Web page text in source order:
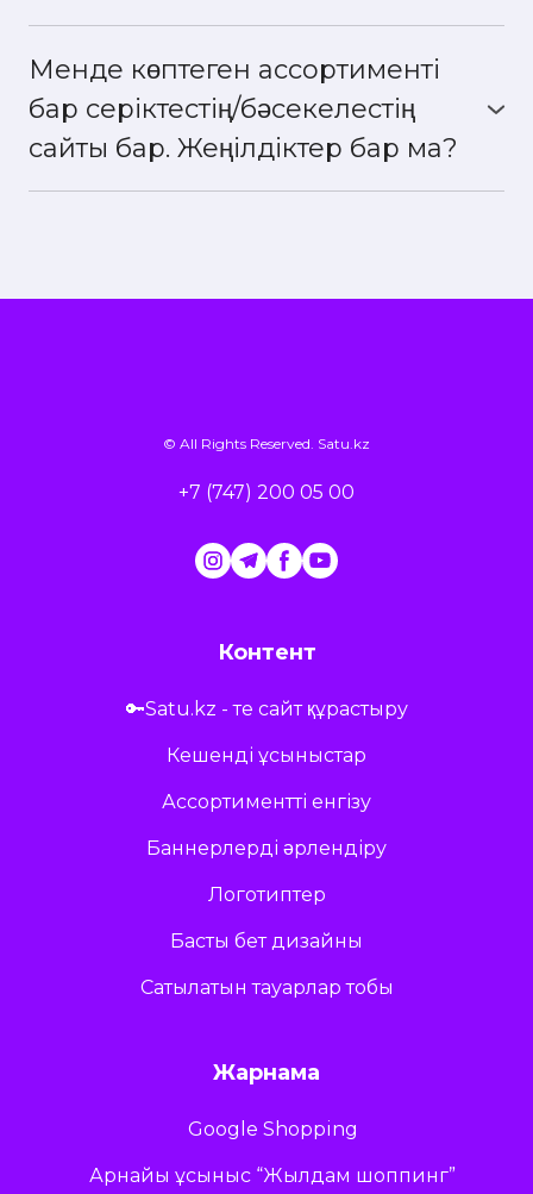
Менде көптеген ассортименті
бар серіктестің/бәсекелестің
сайты бар. Жеңілдіктер бар ма?
қызметін пайдалана аласыз (жеке
© All Rights Reserved. Satu.kz
+7 (747) 200 05 00
Контент
🔑Satu.kz - те сайт құрастыру
Кешенді ұсыныстар
Ассортиментті енгізу
Баннерлерді әрлендіру
Логотиптер
Басты бет дизайны
Сатылатын тауарлар тобы
Жарнама
Google Shopping
Арнайы ұсыныс “Жылдам шоппинг”